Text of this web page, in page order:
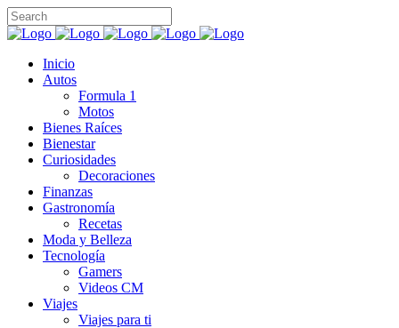
Inicio
Autos
Formula 1
Motos
Bienes Raíces
Bienestar
Curiosidades
Decoraciones
Finanzas
Gastronomía
Recetas
Moda y Belleza
Tecnología
Gamers
Videos CM
Viajes
Viajes para ti